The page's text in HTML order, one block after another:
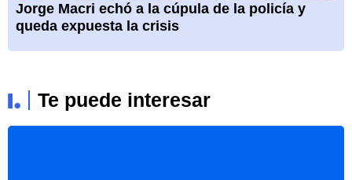
Jorge Macri echó a la cúpula de la policía y
queda expuesta la crisis
Te puede interesar